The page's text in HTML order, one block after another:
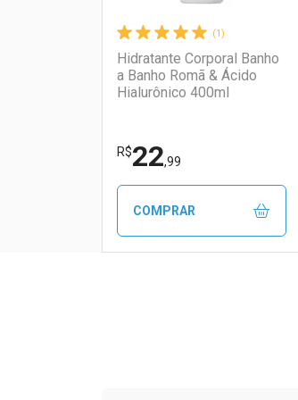
(1)
Hidratante Corporal Banho
a Banho Romã & Ácido
Hialurônico 400ml
R$22,99
COMPRAR